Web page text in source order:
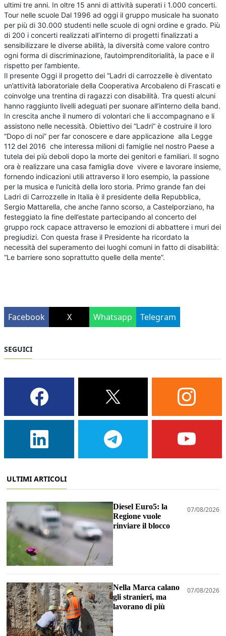
ultimi tre anni. In oltre 15 anni di attività superati i 1.000 concerti.
Tour nelle scuole Dal 1996 ad oggi il gruppo musicale ha suonato
per più di 30.000 studenti nelle scuole di ogni ordine e grado. Più
di 200 i concerti realizzati all’interno di progetti finalizzati a
sensibilizzare le diverse abilità, la diversità come valore contro
ogni forma di discriminazione, l’autoimprenditorialità, la pace e il
rispetto per l’ambiente.
Il presente Oggi il progetto dei “Ladri di carrozzelle è diventato
un’attività laboratoriale della Cooperativa Arcobaleno di Frascati e
coinvolge una trentina di ragazzi con disabilità. Tra questi alcuni
hanno raggiunto livelli adeguati per suonare all’interno della band.
In crescita anche il numero di volontari che li accompagnano e li
assistono nelle necessità. Obiettivo dei “Ladri” è costruire il loro
“Dopo di noi” per far conoscere e dare applicazione alla Legge
112 del 2016 che interessa milioni di famiglie nel nostro Paese a
tutela dei più deboli dopo la morte dei genitori e familiari. Il sogno
ora è realizzare una casa famiglia dove vivere e lavorare insieme,
fornendo indicazioni utili attraverso il loro esempio, la passione
per la musica e l’unicità della loro storia. Primo grande fan dei
Ladri di Carrozzelle in Italia è il presidente della Repubblica,
Sergio Mattarella, che anche l’anno scorso, a Castelporziano, ha
festeggiato la fine dell’estate partecipando al concerto del
gruppo rock capace attraverso le emozioni di abbattere i muri dei
pregiudizi. Con questa frase il Presidente ha ricordato la
necessità del superamento dei luoghi comuni in fatto di disabilità:
“Le barriere sono soprattutto quelle della mente”.
Facebook X Whatsapp Telegram
SEGUICI
ULTIMI ARTICOLI
Diesel Euro5: la
Regione vuole
rinviare il blocco
07/08/2026
Nella Marca calano
gli stranieri, ma
lavorano di più
07/08/2026